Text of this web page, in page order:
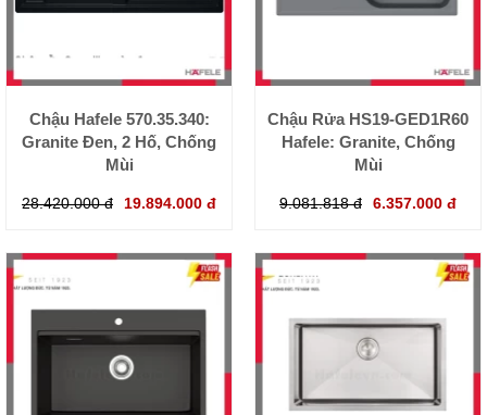
Chậu Hafele 570.35.340:
Granite Đen, 2 Hố, Chống
Mùi
28.420.000 đ 19.894.000 đ
Chậu Rửa HS19-GED1R60
Hafele: Granite, Chống
Mùi
9.081.818 đ 6.357.000 đ